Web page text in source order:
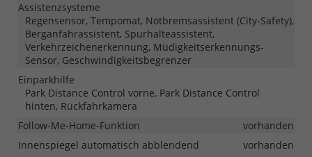
Assistenzsysteme
Regensensor, Tempomat, Notbremsassistent (City-Safety),
Berganfahrassistent, Spurhalteassistent,
Verkehrzeichenerkennung, Müdigkeitserkennungs-
Sensor, Geschwindigkeitsbegrenzer
Einparkhilfe
Park Distance Control vorne, Park Distance Control
hinten, Rückfahrkamera
Follow-Me-Home-Funktion
vorhanden
Innenspiegel automatisch abblendend
vorhanden